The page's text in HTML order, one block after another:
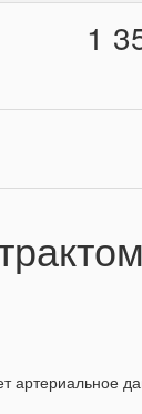
1
артериальное